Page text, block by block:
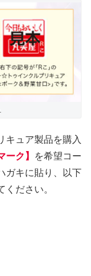
キュア製品を購入
ーク】
を希望コー
ガキに貼り、以下
ださい。